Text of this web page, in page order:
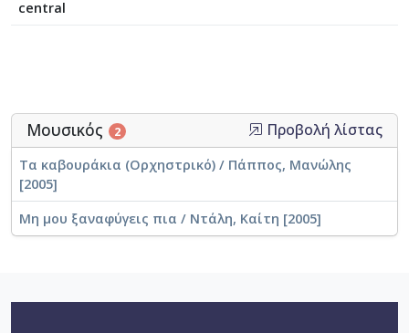
central
Μουσικός 2 Προβολή λίστας
Τα καβουράκια (Ορχηστρικό) / Πάππος, Μανώλης
[2005]
Μη μου ξαναφύγεις πια / Ντάλη, Καίτη [2005]